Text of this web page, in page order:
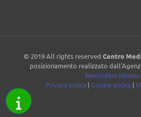
© 2019 All rights reserved Centro
posizionamento realizzato
Revolution Milano.
Privacy policy| Cookie policy|